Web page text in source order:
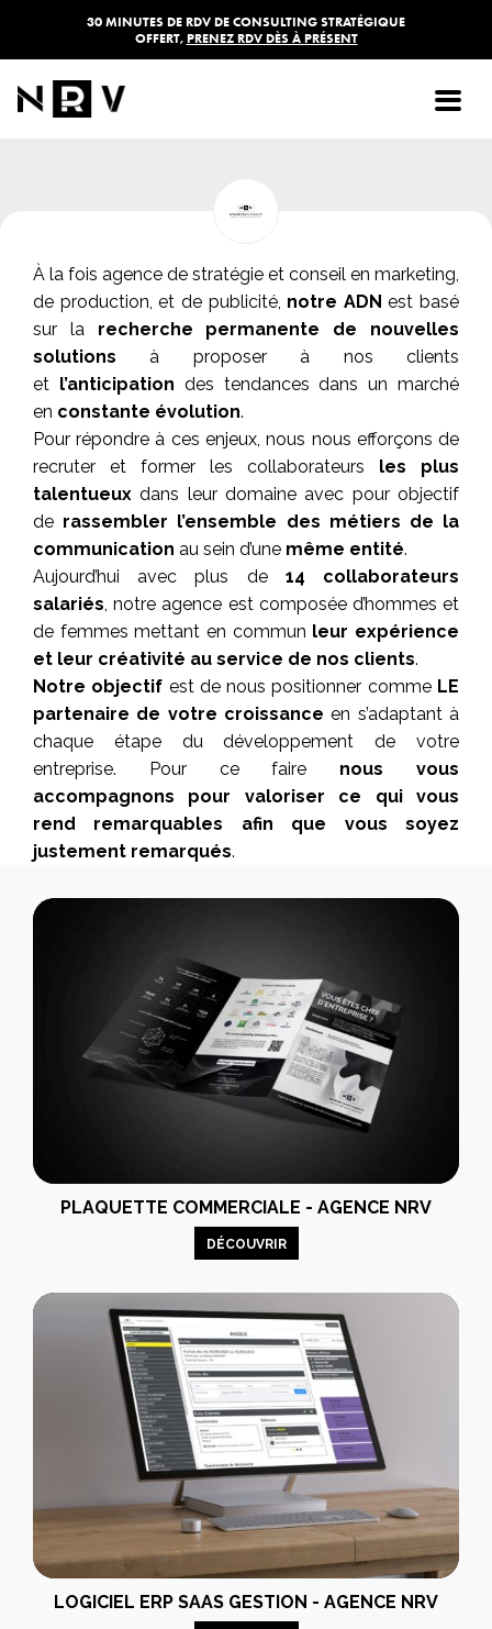
30 MINUTES DE RDV DE CONSULTING STRATÉGIQUE
OFFERT, PRENEZ RDV DÈS À PRÉSENT
AGENCE NRV
À la fois agence de stratégie et conseil en marketing,
de production, et de publicité, notre ADN est basé
sur la recherche permanente de nouvelles
solutions à proposer à nos clients
et l’anticipation des tendances dans un marché
en constante évolution.
Pour répondre à ces enjeux, nous nous efforçons de
recruter et former les collaborateurs les plus
talentueuxdans leur domaine avec pour objectif
de rassembler l’ensemble des métiers de la
communication au sein d’une même entité.
Aujourd’hui avec plus de 14 collaborateurs
salariés, notre agence est composée d’hommes et
de femmes mettant en commun leur expérience
et leur créativité au service de nos clients.
Notre objectif est de nous positionner comme LE
partenaire de votre croissance en s’adaptant à
chaque étape du développement de votre
entreprise. Pour ce faire nous vous
accompagnons pour valoriser ce qui vous
rend remarquables afin que vous soyez
justement remarqués.
PLAQUETTE COMMERCIALE - AGENCE NRV
DÉCOUVRIR
LOGICIEL ERP SAAS GESTION - AGENCE NRV